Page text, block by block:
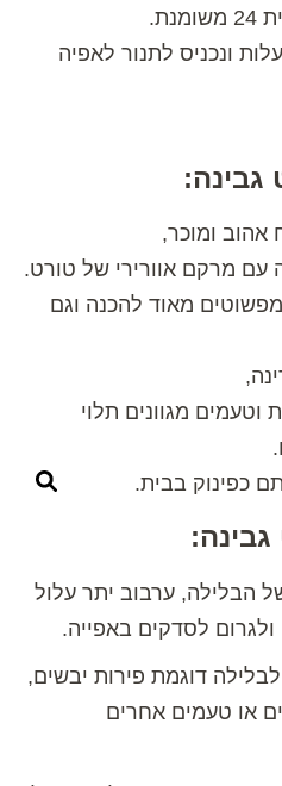
תנור מראש ל180 מעלות ונכניס לתנור לאפיה
גבינה:
אהוב ומוכר,
מרקם אוורירי של טורט.
מפשוטים מאוד להכנה וגם
וטעמים מגוונים תלוי
כפינוק בבית.
הבלילה, ערבוב יתר עלול
ולגרום לסדקים באפייה.
דוגמת פירות יבשים,
או טעמים אחרים